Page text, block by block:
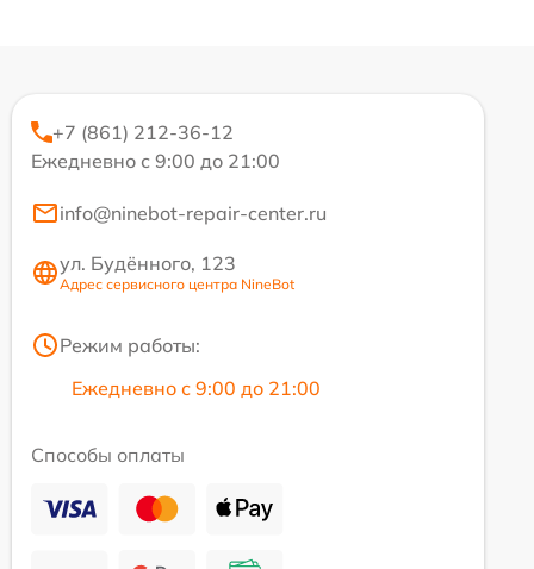
+7 (861) 212-36-12
Ежедневно с 9:00 до 21:00
info@ninebot-repair-center.ru
ул. Будённого, 123
Адрес сервисного центра NineBot
Режим работы:
Ежедневно с 9:00 до 21:00
Способы оплаты